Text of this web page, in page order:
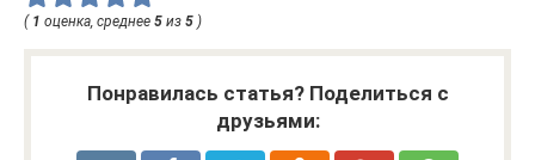
( 1 оценка, среднее 5 из 5 )
Понравилась статья? Поделиться с
друзьями: